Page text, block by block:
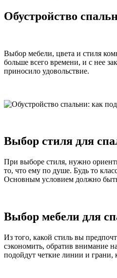
Обустройство
Выбор мебели, цвета и стиля
больше всего времени, и с нее
приносило удовольствие.
Выбор стиля для
При выборе стиля, нужно
то, что ему по душе. Будь то
Основным условием должно
Выбор мебели для
Из того, какой стиль вы
сэкономить, обратив внимание
подойдут четкие линии и грани,